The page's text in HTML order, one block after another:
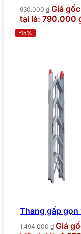
930.000₫ Giá
tại là: 790.000
-15%
Thang gấp gọn
1.494.000₫ Giá